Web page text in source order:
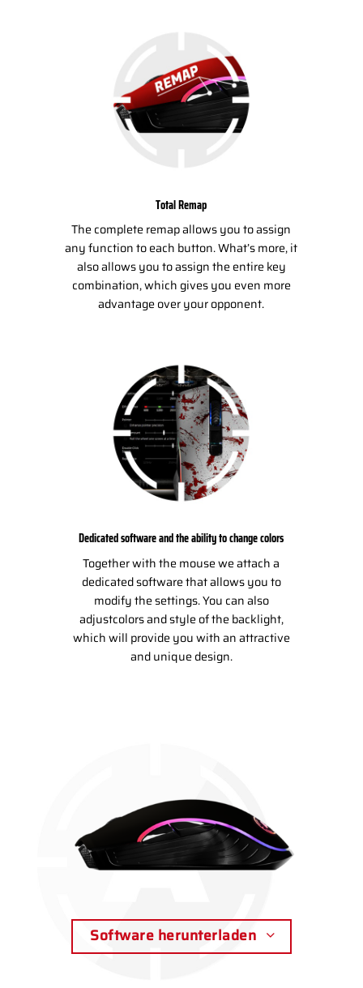
Software herunterladen
Total Remap
The complete remap allows you to assign
any function to each button. What’s more, it
also allows you to assign the entire key
combination, which gives you even more
advantage over your opponent.
Dedicated software and the ability to change colors
Together with the mouse we attach a
dedicated software that allows you to
modify the settings. You can also
adjustcolors and style of the backlight,
which will provide you with an attractive
and unique design.